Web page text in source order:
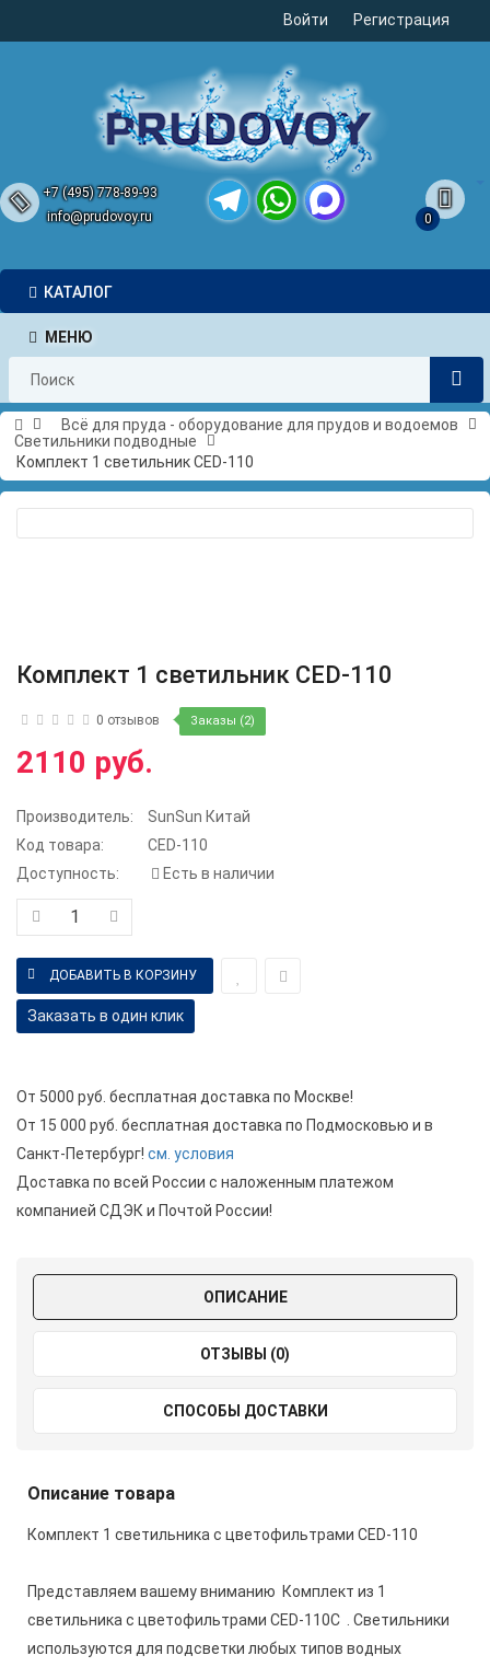
Войти Регистрация
+7 (495) 778-89-93
info@prudovoy.ru
0
КАТАЛОГ
МЕНЮ
Всё для пруда - оборудование для прудов и водоемов
Светильники подводные
Комплект 1 светильник CED-110
Комплект 1 светильник CED-110
0 отзывов Заказы (2)
2110 руб.
Производитель:
SunSun Китай
Код товара:
CED-110
Доступность:
Есть в наличии
Заказать в один клик
От 5000 руб. бесплатная доставка по Москве!
От 15 000 руб. бесплатная доставка по Подмосковью и в
Санкт-Петербург! см. условия
Доставка по всей России с наложенным платежом
компанией СДЭК и Почтой России!
ОПИСАНИЕ
ОТЗЫВЫ (0)
СПОСОБЫ ДОСТАВКИ
Описание товара
Комплект 1 светильника с цветофильтрами CED-110
Представляем вашему вниманию Комплект из 1
светильника с цветофильтрами CED-110С . Светильники
используются для подсветки любых типов водных